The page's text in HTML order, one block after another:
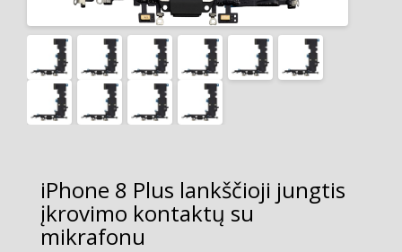
iPhone 8 Plus lankščioji jungtis
įkrovimo kontaktų su
mikrafonu